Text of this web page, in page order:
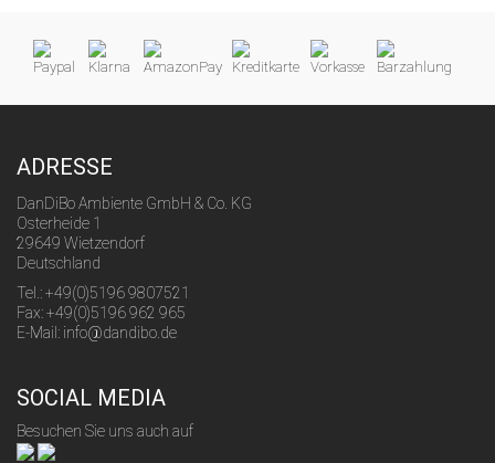
ADRESSE
DanDiBo Ambiente GmbH & Co. KG
Osterheide 1
29649 Wietzendorf
Deutschland
Tel.: +49(0)5196 9807521
Fax: +49(0)5196 962 965
E-Mail: info@dandibo.de
SOCIAL MEDIA
Besuchen Sie uns auch auf